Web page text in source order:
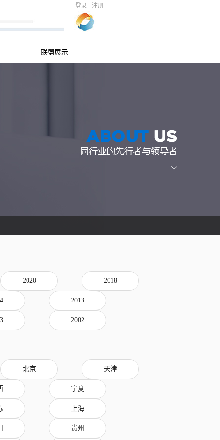
登录 注册
联盟展示
2020 2018
2013
2002
北京 天津
宁夏
上海
贵州